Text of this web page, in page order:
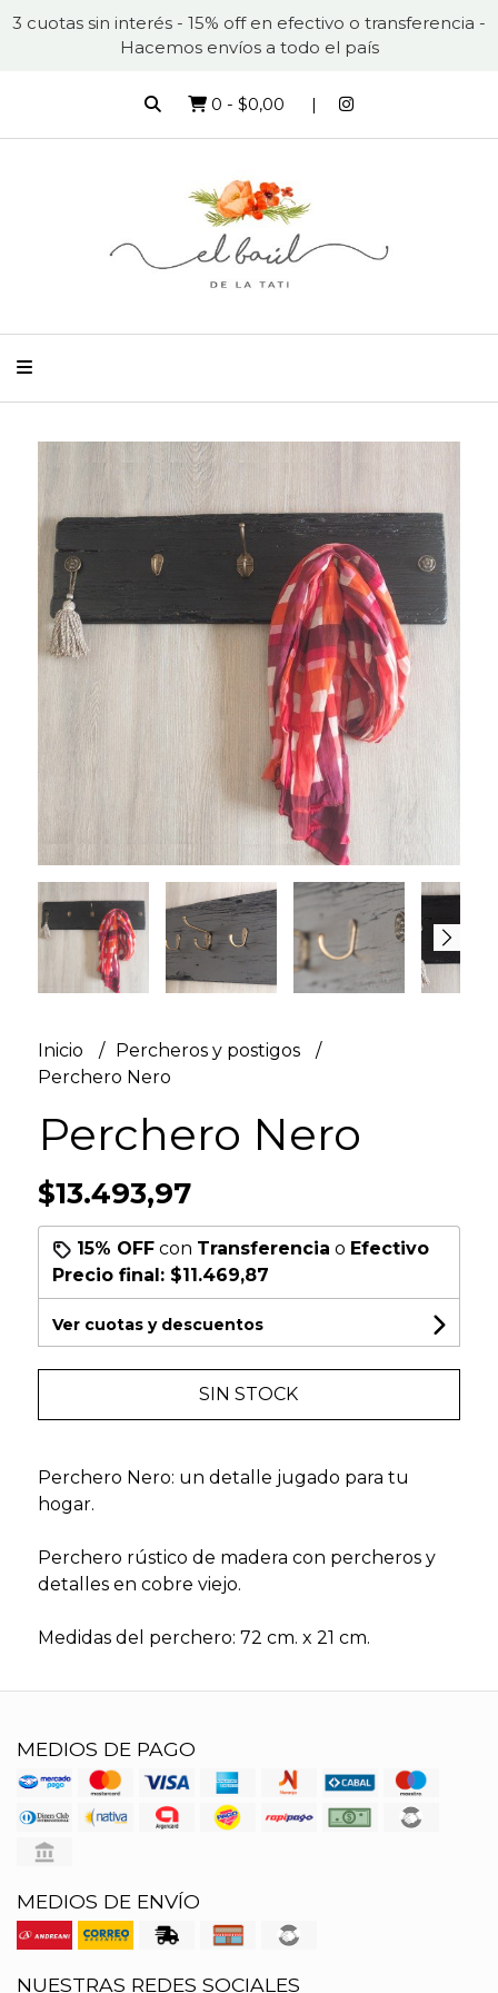
3 cuotas sin interés - 15% off en efectivo o transferencia -
Hacemos envíos a todo el país
0 - $0,00
Inicio
Percheros y postigos
Perchero Nero
Perchero Nero
$13.493,97
15% OFFcon Transferencia o Efectivo
Precio final: $11.469,87
Ver cuotas y descuentos
SIN STOCK
Perchero Nero: un detalle jugado para tu
hogar.
Perchero rústico de madera con percheros y
detalles en cobre viejo.
Medidas del perchero: 72 cm. x 21 cm.
MEDIOS DE PAGO
MEDIOS DE ENVÍO
NUESTRAS REDES SOCIALES